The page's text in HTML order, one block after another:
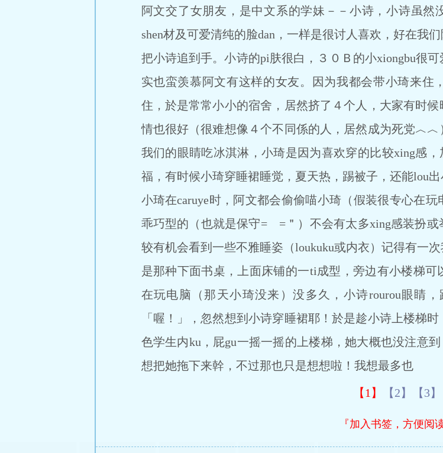
阿文交了女朋友，是中文系的学妹－－小诗，小诗虽然
shen材及可爱清纯的脸dan，一样是很讨人喜欢，好在我
把小诗追到手。小诗的pi肤很白，３０Ｂ的小xiongbu很
实也蛮羡慕阿文有这样的女友。因为我都会带小琦来住
住，於是常常小小的宿舍，居然挤了４个人，大家有时
情也很好（很难想像４个不同係的人，居然成为死党
我们的眼睛吃冰淇淋，小琦是因为喜欢穿的比较xing感
福，有时候小琦穿睡裙睡觉，夏天热，踢被子，还能lou
小琦在caruye时，阿文都会偷偷喵小琦（假装很专心在
乖巧型的（也就是保守= =＂）不会有太多xing感装扮或
较有机会看到一些不雅睡姿（loukuku或内衣）记得有一
是那种下面书桌，上面床铺的一ti成型，旁边有小楼梯
在玩电脑（那天小琦没来）没多久，小诗rourou眼睛
「喔！」，忽然想到小诗穿睡裙耶！於是趁小诗上楼梯
色学生内ku，屁gu一摇一摇的上楼梯，她大概也没注意
想把她拖下来幹，不过那也只是想想啦！我想最多也
【1】 【2】 【3】
『加入书签，方便阅读